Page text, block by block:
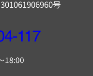
号
18:00